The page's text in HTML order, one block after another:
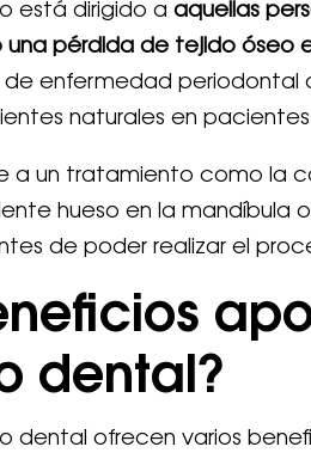
está dirigido a aquellas
una pérdida de tejido óseo
de enfermedad periodontal
naturales en
a un tratamiento como la
hueso en la mandíbula
de poder realizar el
dental?
dental ofrecen varios